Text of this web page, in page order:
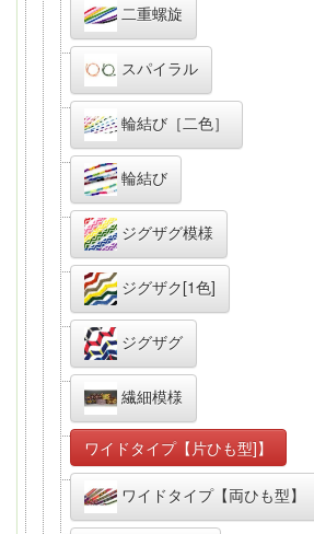
二重螺旋
スパイラル
輪結び［二色］
輪結び
ジグザグ模様
ジグザク[1色]
ジグザグ
繊細模様
ワイドタイプ【片ひも型]】
ワイドタイプ【両ひも型】